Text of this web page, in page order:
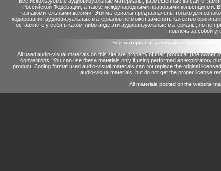
Российской Федерации, а также международными правовыми конвенциями.
ознакомительными целями. Эти материалы предназначены только для
кодирования аудиовизуальных материалов не может заменить качество
оставляете у себя в каком-либо виде эти аудиовизуальные материалы, но не
повлечь за собой
Все материалы, расположенные на сайте
All used audio-visual materials on this site are property of their producer (the owner
conventions. You can use these materials only if using performed an exploratory
product. Coding format used audio-visual materials can not replace the original
audio-visual materials, but do not get the proper license
All materials posted on the website